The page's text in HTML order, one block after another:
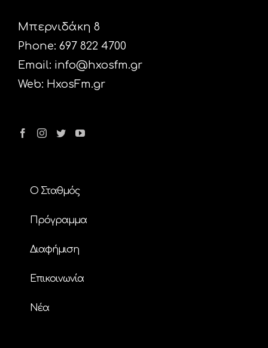
Μπερνιδάκη 8
Phone: 697 822 4700
Email: info@hxosfm.gr
Web: HxosFm.gr
Ο Σταθμός
Πρόγραμμα
Διαφήμιση
Επικοινωνία
Nέα